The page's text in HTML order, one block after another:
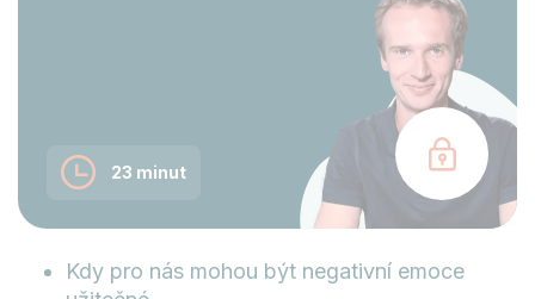
23 minut
Kdy pro nás mohou být negativní emoce